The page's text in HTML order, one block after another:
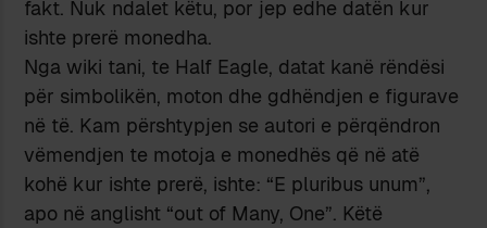
fakt. Nuk ndalet këtu, por jep edhe datën kur
ishte prerë monedha.
Nga wiki tani, te Half Eagle, datat kanë rëndësi
për simbolikën, moton dhe gdhëndjen e figurave
në të. Kam përshtypjen se autori e përqëndron
vëmendjen te motoja e monedhës që në atë
kohë kur ishte prerë, ishte: “E pluribus unum”,
apo në anglisht “out of Many, One”. Këtë